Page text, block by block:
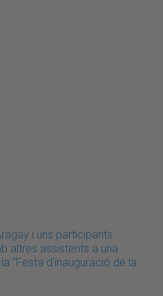
i uns participants
altres assistents a una
"Festa d'inauguració de la